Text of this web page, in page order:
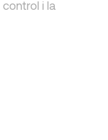
i la